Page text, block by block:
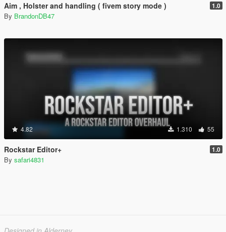
Aim , Holster and handling ( fivem story mode ) 1.0
By BrandonDB47
4.82 1.310 55
Rockstar Editor+ 1.0
By safari4831